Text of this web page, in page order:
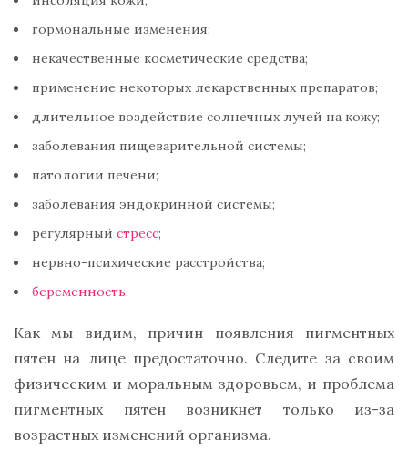
гормональные изменения;
некачественные косметические средства;
применение некоторых лекарственных препаратов;
длительное воздействие солнечных лучей на кожу;
заболевания пищеварительной системы;
патологии печени;
заболевания эндокринной системы;
регулярный стресс;
нервно-психические расстройства;
беременность.
Как мы видим, причин появления пигментных
пятен на лице предостаточно. Следите за своим
физическим и моральным здоровьем, и проблема
пигментных пятен возникнет только из-за
возрастных изменений организма.